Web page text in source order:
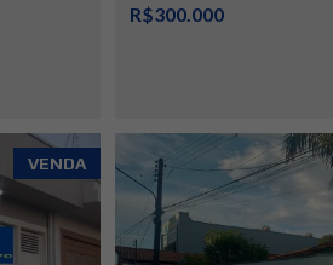
R$300.000
VENDA